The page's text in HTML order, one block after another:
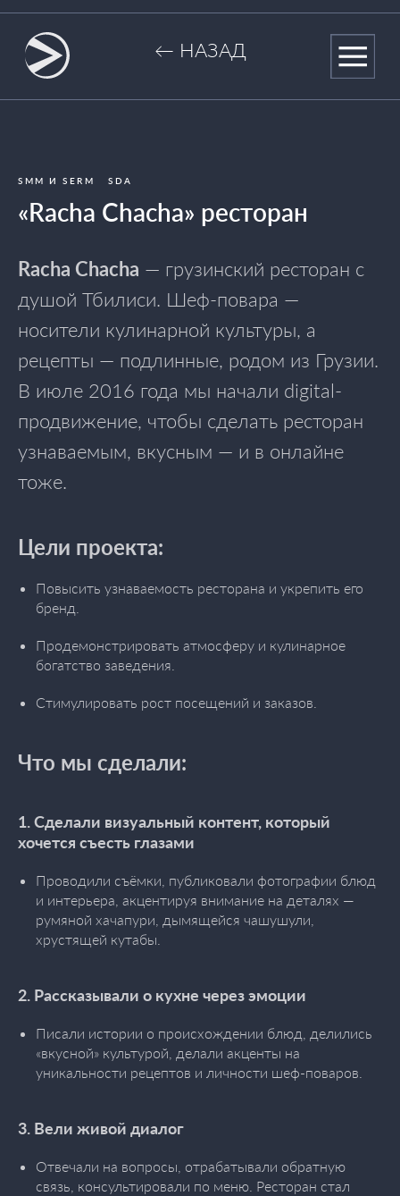
SMM И SERM SDA
«Racha Chacha» ресторан
Racha Chacha — грузинский ресторан с
душой Тбилиси. Шеф-повара —
носители кулинарной культуры, а
рецепты — подлинные, родом из Грузии.
В июле 2016 года мы начали digital-
продвижение, чтобы сделать ресторан
узнаваемым, вкусным — и в онлайне
тоже.
Цели проекта:
Повысить узнаваемость ресторана и укрепить его
бренд.
Продемонстрировать атмосферу и кулинарное
богатство заведения.
Стимулировать рост посещений и заказов.
Что мы сделали:
1. Сделали визуальный контент, который
хочется съесть глазами
Проводили съёмки, публиковали фотографии блюд
и интерьера, акцентируя внимание на деталях —
румяной хачапури, дымящейся чашушули,
хрустящей кутабы.
2. Рассказывали о кухне через эмоции
Писали истории о происхождении блюд, делились
«вкусной» культурой, делали акценты на
уникальности рецептов и личности шеф-поваров.
3. Вели живой диалог
Отвечали на вопросы, отрабатывали обратную
связь, консультировали по меню. Ресторан стал